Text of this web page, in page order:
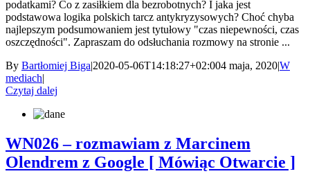
podatkami? Co z zasiłkiem dla bezrobotnych? I jaka jest
podstawowa logika polskich tarcz antykryzysowych? Choć chyba
najlepszym podsumowaniem jest tytułowy "czas niepewności, czas
oszczędności". Zapraszam do odsłuchania rozmowy na stronie ...
By Bartłomiej Biga|2020-05-06T14:18:27+02:004 maja, 2020|W
mediach|
Czytaj dalej
WN026 – rozmawiam z Marcinem
Olendrem z Google [ Mówiąc Otwarcie ]